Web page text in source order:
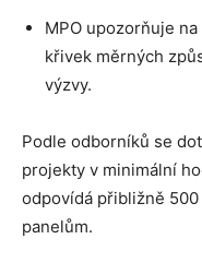
MPO upozorňuje
křivek měrných
výzvy.
Podle odborníků se
projekty v minimální
odpovídá přibližně 500
panelům.